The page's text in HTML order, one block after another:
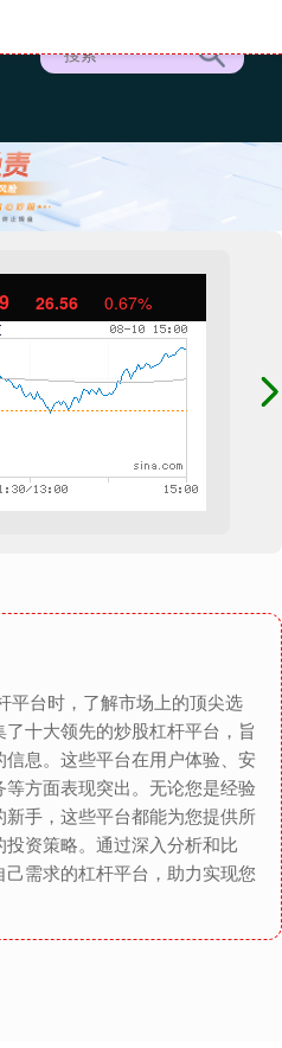
26.56 0.67%
平台时，了解市场上的顶尖选
十大领先的炒股杠杆平台，旨
息。这些平台在用户体验、安
方面表现突出。无论您是经验
手，这些平台都能为您提供所
资策略。通过深入分析和比
需求的杠杆平台，助力实现您